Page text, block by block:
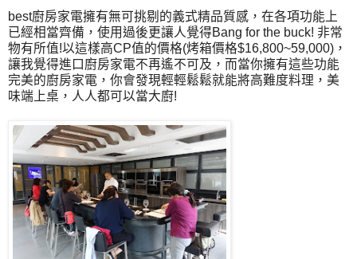
best廚房家電擁有無可挑剔的義式精品質感，在各項功能上
已經相當齊備，使用過後更讓人覺得Bang for the buck! 非常
物有所值!以這樣高CP值的價格(烤箱價格$16,800~59,000)，
讓我覺得進口廚房家電不再遙不可及，而當你擁有這些功能
完美的廚房家電，你會發現輕輕鬆鬆就能將高難度料理，美
味端上桌，人人都可以當大廚!